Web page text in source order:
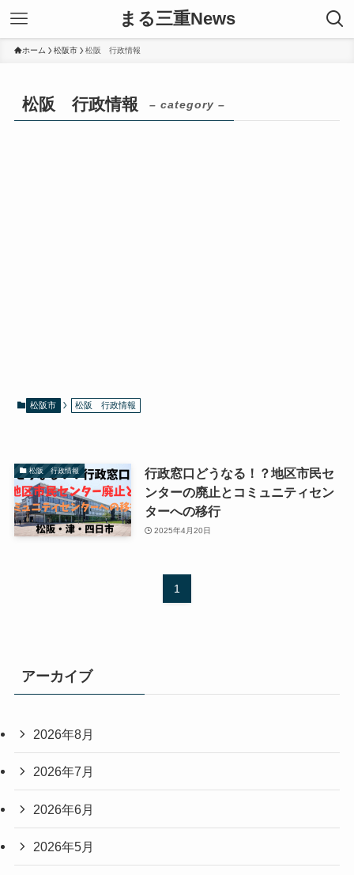
まる三重News
ホーム 松阪市 松阪 行政情報
松阪 行政情報 – category –
松阪市 松阪 行政情報
松阪 行政情報
行政窓口どうなる！？地区市民セ
ンターの廃止とコミュニティセン
ターへの移行
2025年4月20日
1
アーカイブ
2026年8月
2026年7月
2026年6月
2026年5月